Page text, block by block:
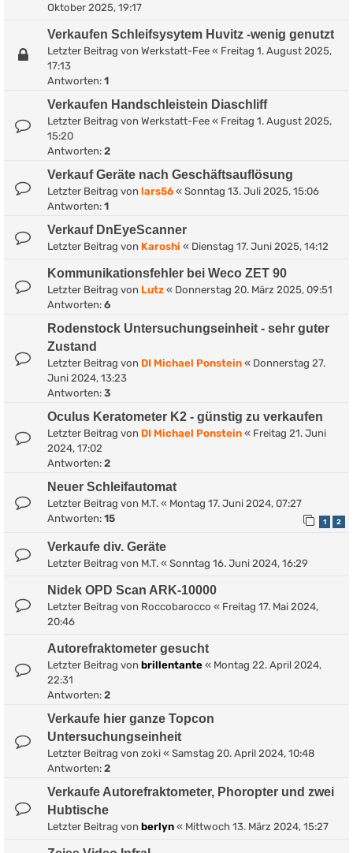
Oktober 2025, 19:17
Verkaufen Schleifsysytem Huvitz -wenig genutzt
Letzter Beitrag von Werkstatt-Fee « Freitag 1. August 2025,
17:13
Antworten: 1
Verkaufen Handschleistein Diaschliff
Letzter Beitrag von Werkstatt-Fee « Freitag 1. August 2025,
15:20
Antworten: 2
Verkauf Geräte nach Geschäftsauflösung
Letzter Beitrag von lars56 « Sonntag 13. Juli 2025, 15:06
Antworten: 1
Verkauf DnEyeScanner
Letzter Beitrag von Karoshi « Dienstag 17. Juni 2025, 14:12
Kommunikationsfehler bei Weco ZET 90
Letzter Beitrag von Lutz « Donnerstag 20. März 2025, 09:51
Antworten: 6
Rodenstock Untersuchungseinheit - sehr guter
Zustand
Letzter Beitrag von DI Michael Ponstein « Donnerstag 27.
Juni 2024, 13:23
Antworten: 3
Oculus Keratometer K2 - günstig zu verkaufen
Letzter Beitrag von DI Michael Ponstein « Freitag 21. Juni
2024, 17:02
Antworten: 2
Neuer Schleifautomat
Letzter Beitrag von M.T. « Montag 17. Juni 2024, 07:27
Antworten: 15 1 2
Verkaufe div. Geräte
Letzter Beitrag von M.T. « Sonntag 16. Juni 2024, 16:29
Nidek OPD Scan ARK-10000
Letzter Beitrag von Roccobarocco « Freitag 17. Mai 2024,
20:46
Autorefraktometer gesucht
Letzter Beitrag von brillentante « Montag 22. April 2024,
22:31
Antworten: 2
Verkaufe hier ganze Topcon
Untersuchungseinheit
Letzter Beitrag von zoki « Samstag 20. April 2024, 10:48
Antworten: 2
Verkaufe Autorefraktometer, Phoropter und zwei
Hubtische
Letzter Beitrag von berlyn « Mittwoch 13. März 2024, 15:27